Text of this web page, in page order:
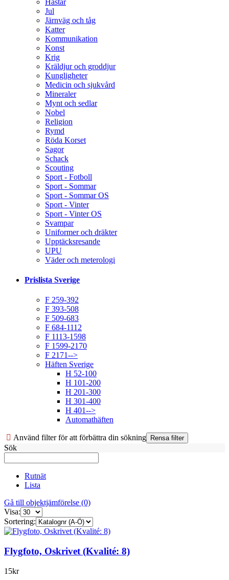
Jul
Järnväg och tåg
Katter
Kommunikation
Konst
Krig
Kräldjur och groddjur
Kungligheter
Medicin och sjukvård
Mineraler
Mynt och sedlar
Nobel
Religion
Rymd
Röda Korset
Sagor
Schack
Scouting
Sport - Fotboll
Sport - Sommar
Sport - Sommar OS
Sport - Vinter
Sport - Vinter OS
Svampar
Uniformer och dräkter
Upptäcksresande
UPU
Väder och meterologi
Prislista Sverige
F 259-392
F 393-508
F 509-683
F 684-1112
F 1113-1598
F 1599-2170
F 2171-->
Häften Sverige
H 52-100
H 101-200
H 201-300
H 301-400
H 401-->
Automathäften
Använd filter för att förbättra din sökning
Sök
Rutnät
Lista
Gå till objektjämförelse (0)
Visa:
Sortering:
Flygfoto, Oskrivet (Kvalité: 8)
15kr